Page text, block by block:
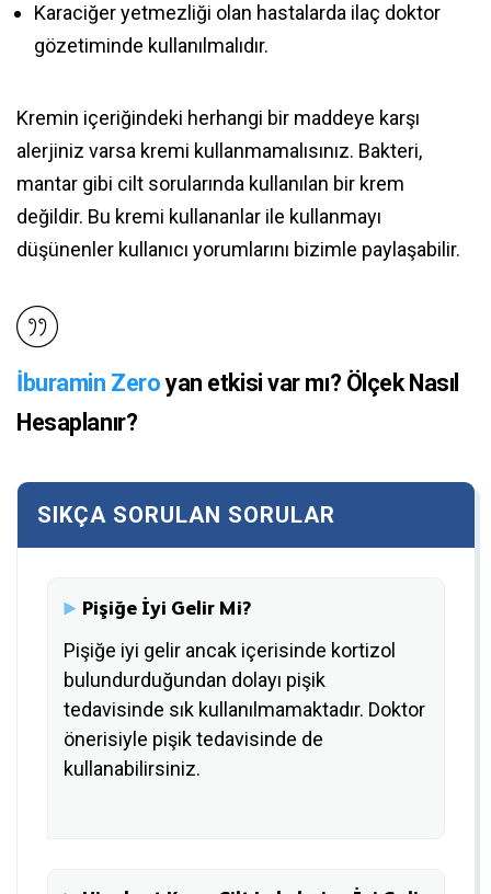
Karaciğer yetmezliği olan hastalarda ilaç doktor
gözetiminde kullanılmalıdır.
Kremin içeriğindeki herhangi bir maddeye karşı
alerjiniz varsa kremi kullanmamalısınız. Bakteri,
mantar gibi cilt sorularında kullanılan bir krem
değildir. Bu kremi kullananlar ile kullanmayı
düşünenler kullanıcı yorumlarını bizimle paylaşabilir.
İburamin Zero yan etkisi var mı? Ölçek Nasıl
Hesaplanır?
Pişiğe İyi Gelir Mi?
Pişiğe iyi gelir ancak içerisinde kortizol
bulundurduğundan dolayı pişik
tedavisinde sık kullanılmamaktadır. Doktor
önerisiyle pişik tedavisinde de
kullanabilirsiniz.